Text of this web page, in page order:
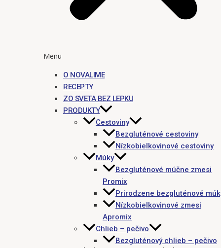
Menu
O NOVALIME
RECEPTY
ZO SVETA BEZ LEPKU
PRODUKTY
Cestoviny
Bezgluténové cestoviny
Nízkobielkovinové cestoviny
Múky
Bezgluténové múčne zmesi
Promix
Prirodzene bezgluténové
Nízkobielkovinové zmesi
Apromix
Chlieb – pečivo
Bezgluténový chlieb – pečivo